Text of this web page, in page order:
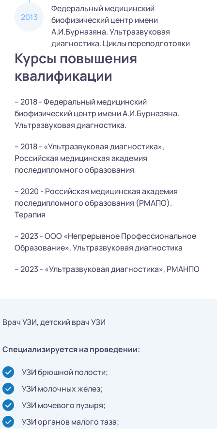
2013
Федеральный медицинский
биофизический центр имени
А.И.Бурназяна. Ультразвуковая
диагностика. Циклы переподготовки
Курсы повышения
квалификации
– 2018 - Федеральный медицинский
биофизический центр имени А.И.Бурназяна.
Ультразвуковая диагностика.
– 2018 - «Ультразвуковая диагностика»,
Российская медицинская академия
последипломного образования
– 2020 - Российская медицинская академия
последипломного образования (РМАПО).
Терапия
– 2023 - ООО «Непрерывное Профессиональное
Образование». Ультразвуковая диагностика
– 2023 - «Ультразвуковая диагностика», РМАНПО
Врач УЗИ, детский врач УЗИ
Специализируется на проведении:
УЗИ брюшной полости;
УЗИ молочных желез;
УЗИ мочевого пузыря;
УЗИ органов малого таза;